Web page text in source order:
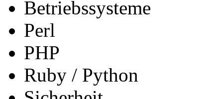
Betriebssysteme
Perl
PHP
Ruby / Python